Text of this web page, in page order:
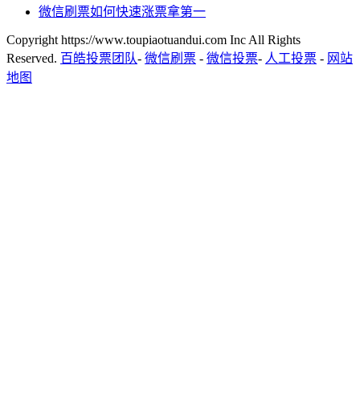
微信刷票如何快速涨票拿第一
Copyright https://www.toupiaotuandui.com Inc All Rights
Reserved. 百皓投票团队- 微信刷票 - 微信投票- 人工投票 - 网站
地图